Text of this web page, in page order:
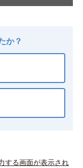
か？
する画面が表示され